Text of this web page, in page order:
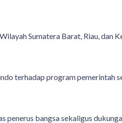
Sumatera Barat, Riau, dan
terhadap program pemerintah
bangsa sekaligus